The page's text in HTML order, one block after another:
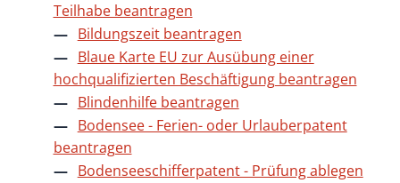
Teilhabe beantragen
Bildungszeit beantragen
Blaue Karte EU zur Ausübung einer
hochqualifizierten Beschäftigung beantragen
Blindenhilfe beantragen
Bodensee - Ferien- oder Urlauberpatent
beantragen
Bodenseeschifferpatent - Prüfung ablegen